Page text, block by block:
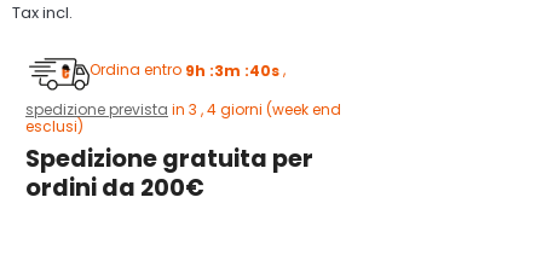
Tax incl.
Ordina entro 9h :3m :39s
spedizione prevista in 3 , 4 giorni (week end
esclusi)
Spedizione gratuita per
ordini da 200€